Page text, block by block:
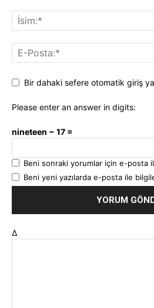
Bir dahaki sefere otomatik giriş
Please enter an answer in digits:
nineteen − 17 =
Beni sonraki yorumlar için e-posta
Beni yeni yazılarda e-posta ile
Δ